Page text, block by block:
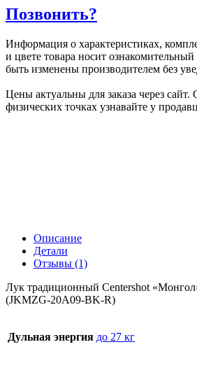
Позвонить?
Информация о характеристиках,
и цвете товара носит
быть изменены производителем без
Цены актуальны для заказа через сайт.
физических точках узнавайте у
Описание
Детали
Отзывы (1)
Лук традиционный Centershot
(JKMZG-20A09-BK-R)
Дульная энергия до 27 кг